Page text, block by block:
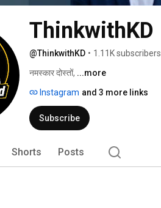
ThinkwithKD
@ThinkwithKD • 1.11K subscribers
नमस्कार दोस्तों, ...more
Instagram and 3 more links
Subscribe
Shorts Posts